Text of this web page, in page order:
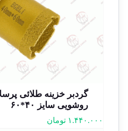
گردبر خزینه طلائی
روشویی سایز ۴۰*۶۰
۱.۴۴۰.۰۰۰ تومان